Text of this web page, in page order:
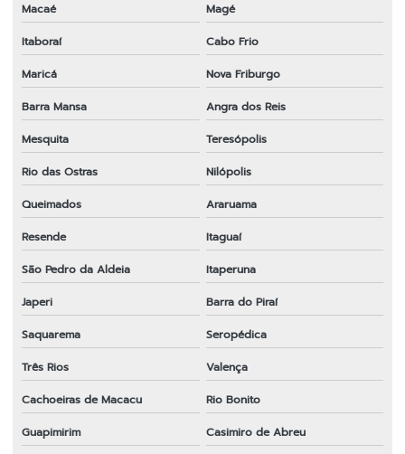
Lâmina para roçadeira husqvarna
Lâmina para roçadeira importada
Lâmina para roçadeira lira
Lâmina para roçadeira em sp
Lâmina para roçadeira stihl
Lâmina para roçadeira tekna
Lâmina para roçadeira terra
Lâmina para roçadeira toyama
Lâmina para roçadeira vulcan
Lâminas para roçadeiras a gasolina
Melhor fio de nylon para roçadeira
Macaé
Magé
Itaboraí
Cabo Frio
Maricá
Nova Friburgo
Barra Mansa
Angra dos Reis
Mesquita
Teresópolis
Rio das Ostras
Nilópolis
Queimados
Araruama
Resende
Itaguaí
São Pedro da Aldeia
Itaperuna
Japeri
Barra do Piraí
Saquarema
Seropédica
Três Rios
Valença
Cachoeiras de Macacu
Rio Bonito
Guapimirim
Casimiro de Abreu